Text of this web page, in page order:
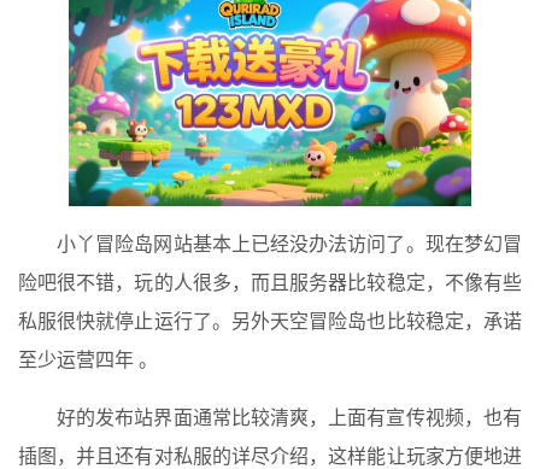
小丫冒险岛网站基本上已经没办法访问了。现在梦幻冒
险吧很不错，玩的人很多，而且服务器比较稳定，不像有些
私服很快就停止运行了。另外天空冒险岛也比较稳定，承诺
至少运营四年 。
好的发布站界面通常比较清爽，上面有宣传视频，也有
插图，并且还有对私服的详尽介绍，这样能让玩家方便地进